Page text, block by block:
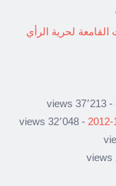
لحرية الرأي
- 37٬213 views
- 32٬048 views